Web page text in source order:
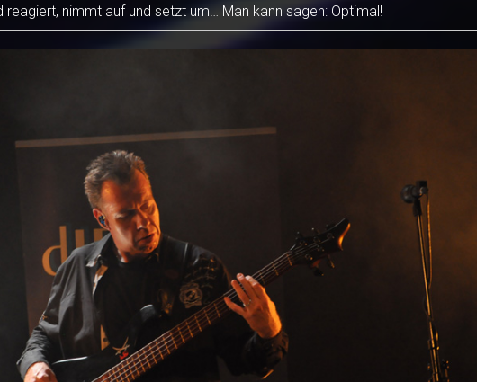
reagiert, nimmt auf und setzt um… Man kann sagen: Optimal!